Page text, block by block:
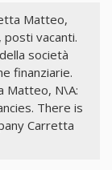
Matteo,
vacanti.
società
finanziarie.
Matteo, N\A:
There is
Carretta